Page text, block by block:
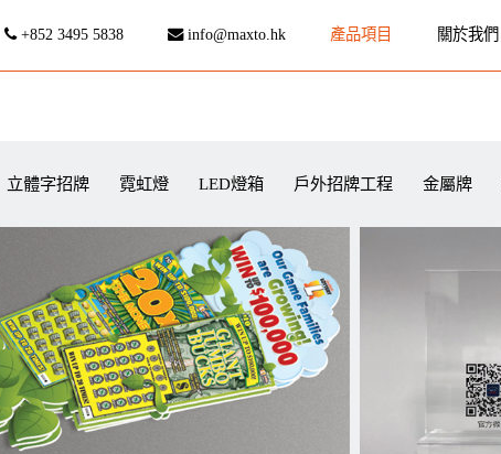
+852 3495 5838 info@maxto.hk 產品項目 關於我們
立體字招牌 霓虹燈 LED燈箱 戶外招牌工程 金屬牌